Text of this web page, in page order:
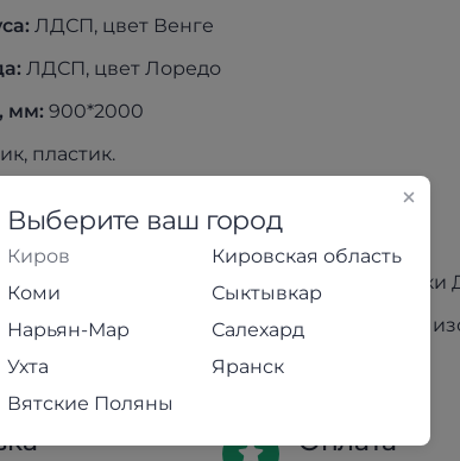
ЛДСП, цвет Венге
ЛДСП, цвет Лоредо
мм: 900*2000
пластик.
матраса:
на спальное место:
приобретается отдельно:
проложки
может незначительно отличаться от
Оплата
Выберите ваш город
Киров
Кировская область
Коми
Сыктывкар
Нарьян-Мар
Салехард
Ухта
Яранск
Вятские Поляны